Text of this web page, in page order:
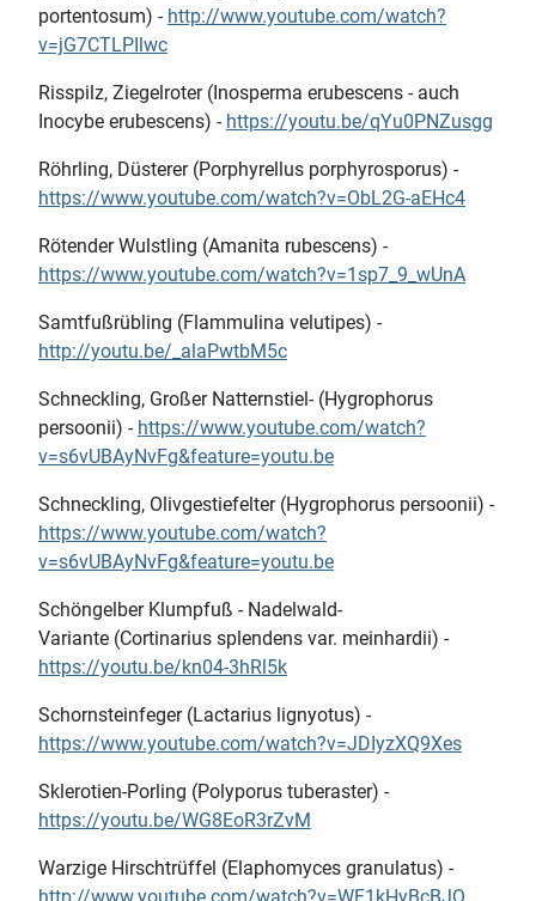
portentosum) - http://www.youtube.com/watch?
v=jG7CTLPIlwc
Risspilz, Ziegelroter (Inosperma erubescens - auch
Inocybe erubescens) - https://youtu.be/qYu0PNZusgg
Röhrling, Düsterer (Porphyrellus porphyrosporus) -
https://www.youtube.com/watch?v=ObL2G-aEHc4
Rötender Wulstling (Amanita rubescens) -
https://www.youtube.com/watch?v=1sp7_9_wUnA
Samtfußrübling (Flammulina velutipes) -
http://youtu.be/_alaPwtbM5c
Schneckling, Großer Natternstiel- (Hygrophorus
persoonii) - https://www.youtube.com/watch?
v=s6vUBAyNvFg&feature=youtu.be
Schneckling, Olivgestiefelter (Hygrophorus persoonii) -
https://www.youtube.com/watch?
v=s6vUBAyNvFg&feature=youtu.be
Schöngelber Klumpfuß - Nadelwald-
Variante (Cortinarius splendens var. meinhardii) -
https://youtu.be/kn04-3hRl5k
Schornsteinfeger (Lactarius lignyotus) -
https://www.youtube.com/watch?v=JDIyzXQ9Xes
Sklerotien-Porling (Polyporus tuberaster) -
https://youtu.be/WG8EoR3rZvM
Warzige Hirschtrüffel (Elaphomyces granulatus) -